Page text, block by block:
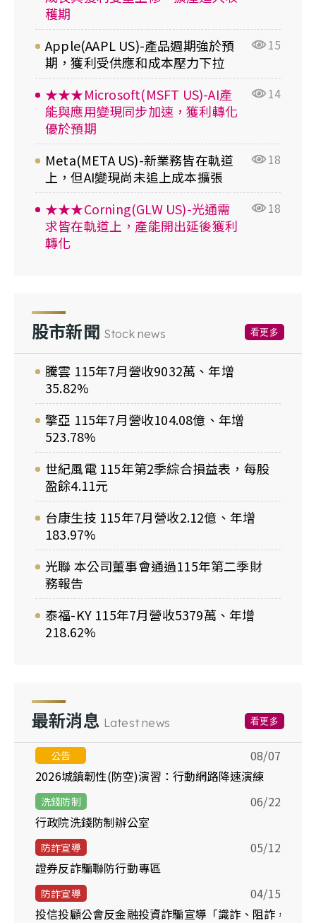
穫期
Apple(AAPL US)-產品週期強於預
期，獲利受供應和成本壓力下拉
15
★★★Microsoft(MSFT US)-AI產
能與應用變現同步加速，獲利轉化
優於預期
14
Meta(META US)-新業務皆在軌道
上，但AI變現尚未追上成本擴張
18
★★★Corning(GLW US)-光通需
求皆在軌道上，產能開出延後獲利
轉化
18
股市新聞 Stock news 看更多
騰雲 115年7月營收9032萬、年增
35.82%
擎亞 115年7月營收104.08億、年增
523.78%
世紀風電 115年第2季綜合損益表，每股
盈餘4.11元
台康生技 115年7月營收2.12億、年增
183.97%
光聯 本公司董事會通過115年第二季財
務報告
泰福-KY 115年7月營收5379萬、年增
218.62%
最新消息 Latest news 看更多
公告
2026城鎮韌性(防空)演習：行動網路降速演練
08/07
洗錢防制
行政院洗錢防制辦公室
06/22
防詐宣導
證券反詐騙聯防行動專區
05/12
防詐宣導
投信投顧公會反金融投資詐騙宣導「識詐、阻詐，你我
04/15